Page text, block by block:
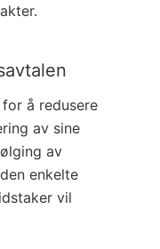
å redusere
av sine
av
enkelte
vil